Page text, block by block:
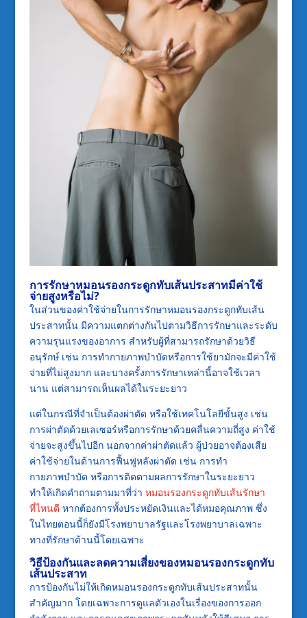
การรักษาหมอนรองกระดูกทับเส้นประสาทมีค่าใช้
จ่ายสูงหรือไม่?
ในส่วนของค่าใช้จ่ายในการรักษาหมอนรองกระดูกทับเส้น
ประสาทนั้น มีความแตกต่างกันไปตามวิธีการรักษาและระดับ
ความรุนแรงของอาการ สำหรับผู้ที่สามารถรักษาด้วยวิธี
อนุรักษ์ เช่น การทำกายภาพบำบัดหรือการใช้ยามักจะมีค่าใช้
จ่ายที่ไม่สูงมาก และบางครั้งการรักษาเหล่านี้อาจใช้เวลา
นาน แต่สามารถเห็นผลได้ในระยะยาว
แต่ในกรณีที่จำเป็นต้องผ่าตัด หรือใช้เทคโนโลยีขั้นสูง เช่น
การผ่าตัดด้วยเลเซอร์หรือการรักษาด้วยคลื่นความถี่สูง ค่าใช้
จ่ายจะสูงขึ้นไปอีก นอกจากค่าผ่าตัดแล้ว ผู้ป่วยอาจต้องเสีย
ค่าใช้จ่ายในด้านการฟื้นฟูหลังผ่าตัด เช่น การทำ
กายภาพบำบัด หรือการติดตามผลการรักษาในระยะยาว
ทำให้เกิดคำถามตามมาที่ว่า หมอนรองกระดูกทับเส้นรักษา
ที่ไหนดี หากต้องการทั้งประหยัดเงินและได้หมอคุณภาพ ซึ่ง
ในไทยตอนนี้ก็ยังมีโรงพยาบาลรัฐและโรงพยาบาลเฉพาะ
ทางที่รักษาด้านนี้โดยเฉพาะ
วิธีป้องกันและลดความเสี่ยงของหมอนรองกระดูกทับ
เส้นประสาท
การป้องกันไม่ให้เกิดหมอนรองกระดูกทับเส้นประสาทนั้น
สำคัญมาก โดยเฉพาะการดูแลตัวเองในเรื่องของการออก